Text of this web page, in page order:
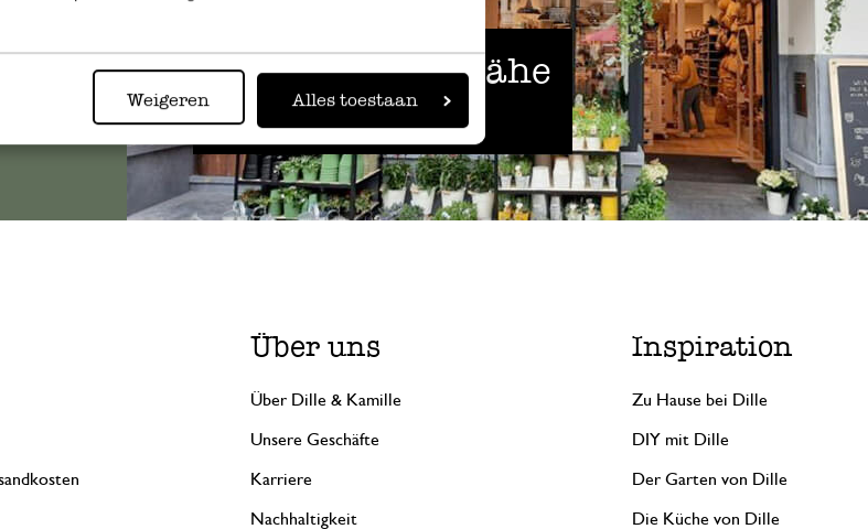
Weigeren Alles toestaan
Immer in der Nähe
Alle 62 Geschäfte anzeigen
Über uns
Über Dille & Kamille
Unsere Geschäfte
Karriere
Nachhaltigkeit
Inspiration
Zu Hause bei Dille
DIY mit Dille
Der Garten von Dille
Die Küche von Dille